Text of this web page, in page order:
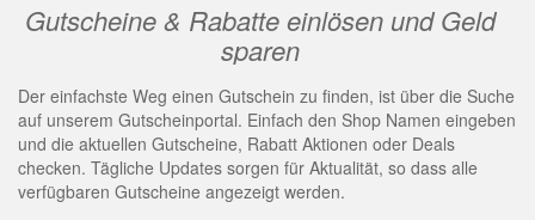
Gutscheine & Rabatte einlösen und Geld
sparen
Der einfachste Weg einen Gutschein zu finden, ist über die Suche
auf unserem Gutscheinportal. Einfach den Shop Namen eingeben
und die aktuellen Gutscheine, Rabatt Aktionen oder Deals
checken. Tägliche Updates sorgen für Aktualität, so dass alle
verfügbaren Gutscheine angezeigt werden.